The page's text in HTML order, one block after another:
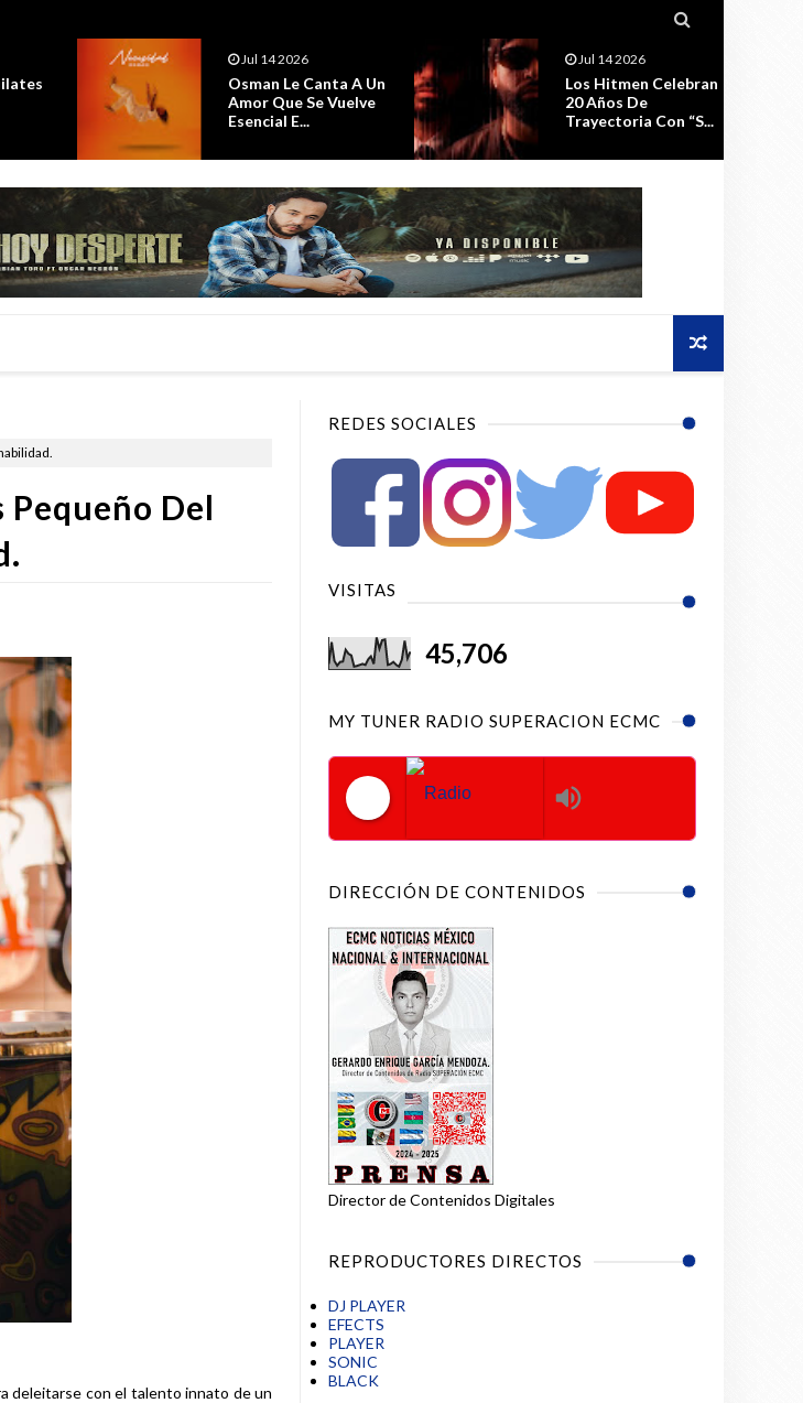

A Un
Vuelve
Jul 14 2026
Los Hitmen Celebran
20 Años De
Trayectoria Con “S...
Jul 11 2026
La Celebración Por El
Estreno De ESPIRAL,
Seguirá ...
Del
deleitarse con el talento innato de un
REDES SOCIALES
VISITAS
45,706
MY TUNER RADIO SUPERACION ECMC
DIRECCIÓN DE CONTENIDOS
Director de Contenidos Digitales
REPRODUCTORES DIRECTOS
DJ PLAYER
EFECTS
PLAYER
SONIC
BLACK